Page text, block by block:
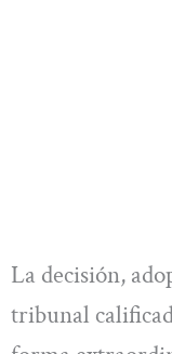
La decisión,
tribunal